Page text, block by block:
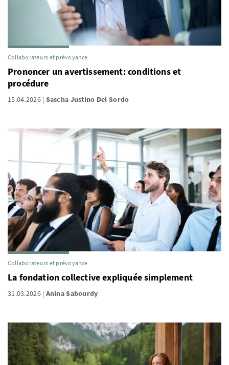
Collaborateurs et prévoyance
Prononcer un avertissement: conditions et
procédure
15.04.2026 Sascha Justino Del Sordo
Collaborateurs et prévoyance
La fondation collective expliquée simplement
31.03.2026 Anina Sabourdy